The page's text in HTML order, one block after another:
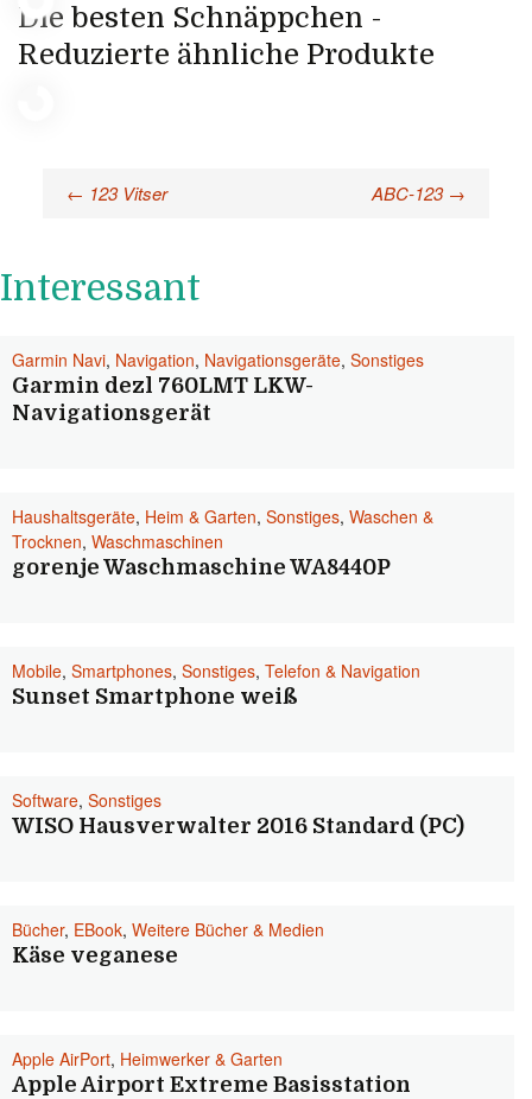
Die besten Schnäppchen -
Reduzierte ähnliche Produkte
← 123 Vitser ABC-123 →
Interessant
Garmin Navi, Navigation, Navigationsgeräte, Sonstiges
Garmin dezl 760LMT LKW-
Navigationsgerät
Haushaltsgeräte, Heim & Garten, Sonstiges, Waschen &
Trocknen, Waschmaschinen
gorenje Waschmaschine WA8440P
Mobile, Smartphones, Sonstiges, Telefon & Navigation
Sunset Smartphone weiß
Software, Sonstiges
WISO Hausverwalter 2016 Standard (PC)
Bücher, EBook, Weitere Bücher & Medien
Käse veganese
Apple AirPort, Heimwerker & Garten
Apple Airport Extreme Basisstation